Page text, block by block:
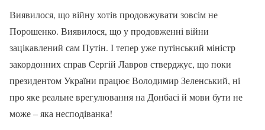
Виявилося, що війну хотів продовжувати зовсім не
Порошенко. Виявилося, що у продовженні війни
зацікавлений сам Путін. І тепер уже путінський міністр
закордонних справ Сергій Лавров стверджує, що поки
президентом України працює Володимир Зеленський, ні
про яке реальне врегулювання на Донбасі й мови бути не
може – яка несподіванка!